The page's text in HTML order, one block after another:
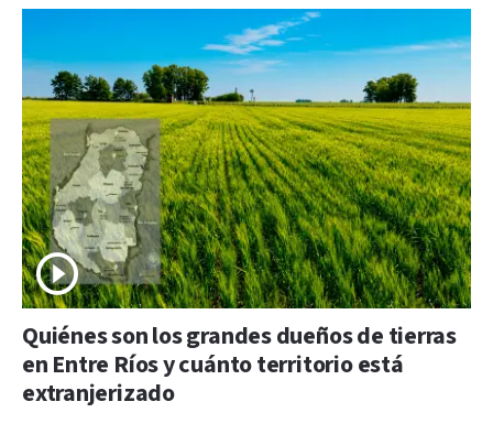
Quiénes son los grandes dueños de tierras
en Entre Ríos y cuánto territorio está
extranjerizado